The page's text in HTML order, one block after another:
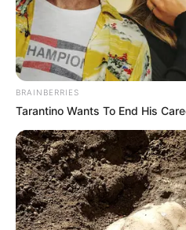
BRAINBERRIES
Tarantino Wants To End His